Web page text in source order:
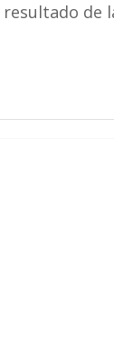
de